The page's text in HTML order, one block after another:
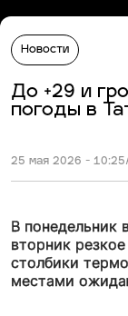
Новости
До +29 и
погоды в
25 мая 2026 - 10:25
В понедельник
вторник
столбики
местами